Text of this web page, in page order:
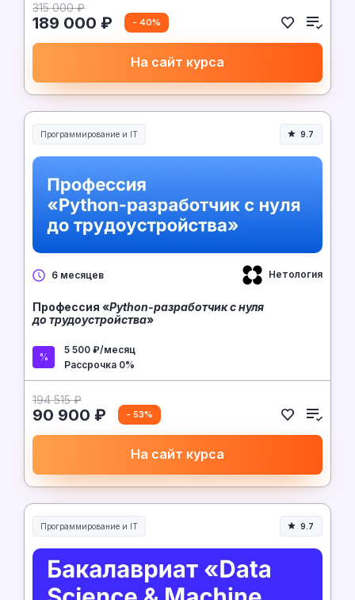
315 000 ₽
189 000 ₽ - 40%
На сайт курса
Программирование и IT 9.7
6 месяцев Нетология
Профессия «Python-разработчик с нуля
до трудоустройства»
5 500 ₽/месяц
Рассрочка 0%
194 515 ₽
90 900 ₽ - 53%
На сайт курса
Программирование и IT 9.7